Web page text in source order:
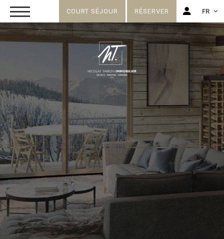
COURT SÉJOUR RÉSERVER FR
FR
EN